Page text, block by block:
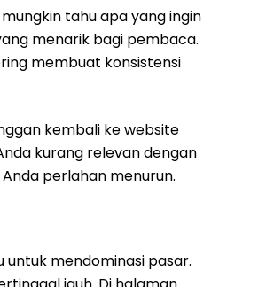
tahu apa yang ingin
menarik bagi pembaca.
membuat konsistensi
kembali ke website
kurang relevan dengan
perlahan menurun.
mendominasi pasar.